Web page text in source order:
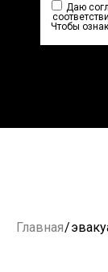
Даю
Чтобы
Главная/